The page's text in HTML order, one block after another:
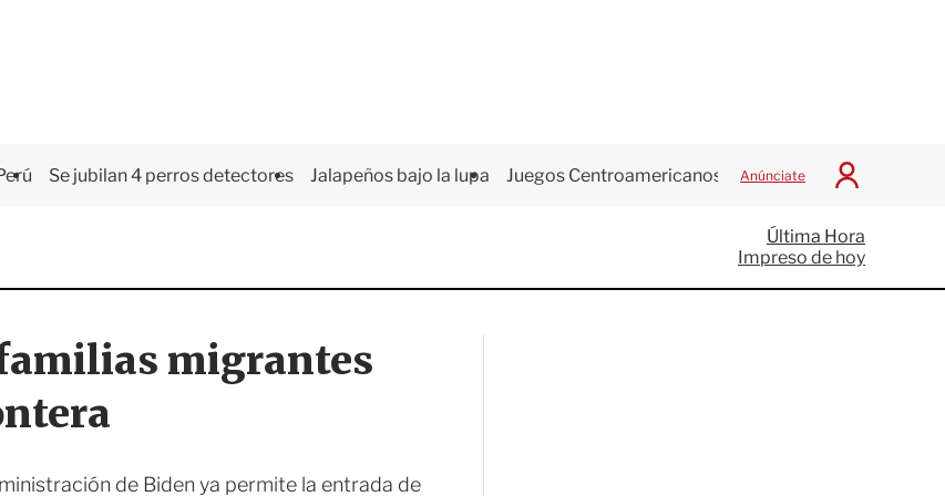
Se jubilan 4 perros detectores Jalapeños bajo la lupa Juegos Centroamericanos Anúnciate
I
c
i
a
Última Hora
Impreso de hoy
migrantes
de Biden ya permite la entrada de